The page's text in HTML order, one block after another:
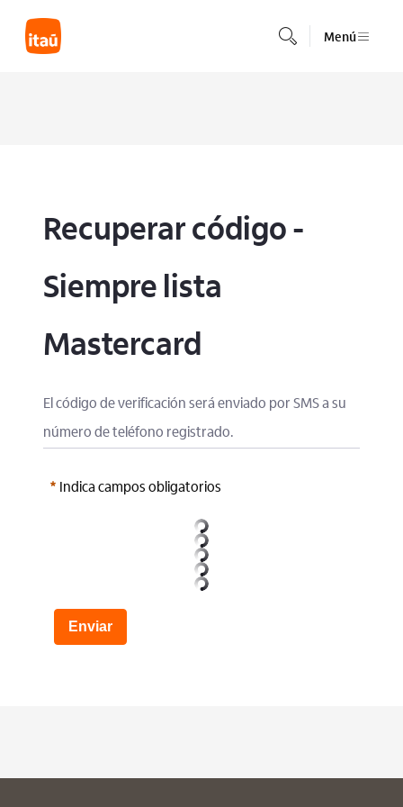
Saltar al contenido principal Menú
Recuperar código -
Siempre lista
Mastercard
El código de verificación será enviado por SMS a su
número de teléfono registrado.
Indica campos obligatorios
Enviar